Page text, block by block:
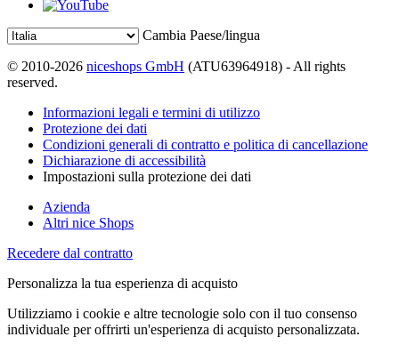
Cambia Paese/lingua
© 2010-2026 niceshops GmbH (ATU63964918) - All rights
reserved.
Informazioni legali e termini di utilizzo
Protezione dei dati
Condizioni generali di contratto e politica di cancellazione
Dichiarazione di accessibilità
Impostazioni sulla protezione dei dati
Azienda
Altri nice Shops
Recedere dal contratto
Personalizza la tua esperienza di acquisto
Utilizziamo i cookie e altre tecnologie solo con il tuo consenso
individuale per offrirti un'esperienza di acquisto personalizzata.